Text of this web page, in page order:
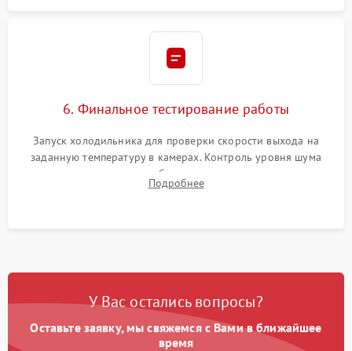
6. Финальное тестирование работы
Запуск холодильника для проверки скорости выхода на
заданную температуру в камерах. Контроль уровня шума
компрессора, отсутствия обмерзания стенок и корректного
срабатывания системы автоматической оттайки.
Подробнее
У Вас остались вопросы?
Оставьте заявку, мы свяжемся с Вами в ближайшее
время